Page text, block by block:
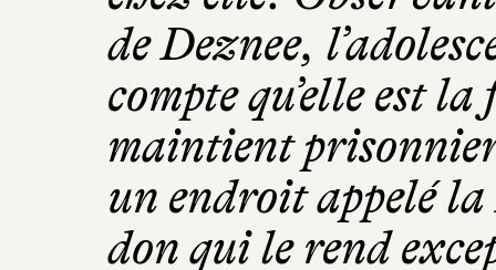
de Deznee,
compte qu’elle est
maintient
un endroit appelé
don qui le rend